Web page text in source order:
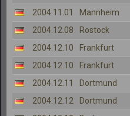
2004.11.01
Mannheim
2004.12.08
Rostock
2004.12.10
Frankfurt
2004.12.10
Frankfurt
2004.12.11
Dortmund
2004.12.12
Dortmund